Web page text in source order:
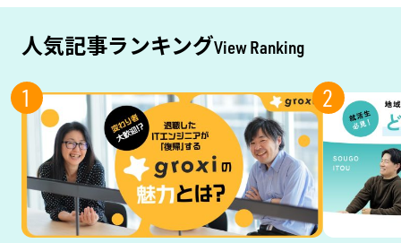
人気記事ランキングView Ranking
1 2